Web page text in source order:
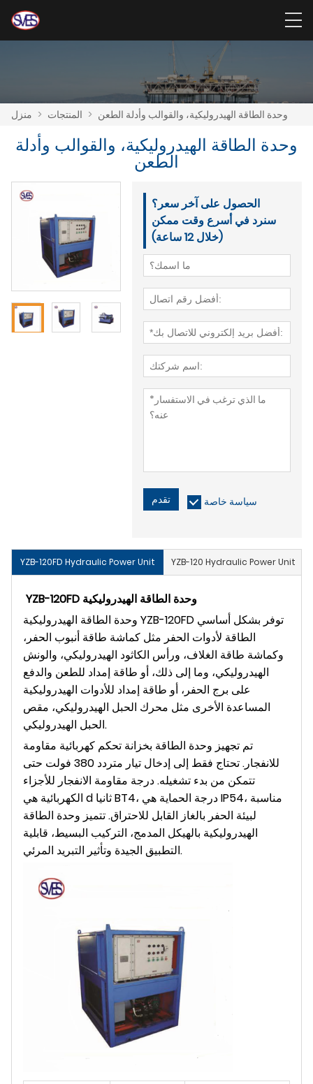
منزل > المنتجات > وحدة الطاقة الهيدروليكية، والقوالب وأدلة الطعن
وحدة الطاقة الهيدروليكية، والقوالب وأدلة
الطعن
الحصول على آخر سعر؟
سنرد في أسرع وقت ممكن
(خلال 12 ساعة)
تقدم سياسة خاصة
YZB-120FD Hydraulic Power Unit YZB-120 Hydraulic Power Unit
YZB-120FD وحدة الطاقة الهيدروليكية
وحدة الطاقة الهيدروليكية YZB-120FD توفر بشكل أساسي
الطاقة لأدوات الحفر مثل كماشة طاقة أنبوب الحفر،
وكماشة طاقة الغلاف، ورأس الكاثود الهيدروليكي، والونش
الهيدروليكي، وما إلى ذلك، أو طاقة إمداد للطعن والدفع
على برج الحفر، أو طاقة إمداد للأدوات الهيدروليكية
المساعدة الأخرى مثل محرك الحبل الهيدروليكي، مقص
الحبل الهيدروليكي.
تم تجهيز وحدة الطاقة بخزانة تحكم كهربائية مقاومة
للانفجار. تحتاج فقط إلى إدخال تيار متردد 380 فولت حتى
تتمكن من بدء تشغيله. درجة مقاومة الانفجار للأجزاء
الكهربائية هي d ثانيا BT4، درجة الحماية هي IP54، مناسبة
لبيئة الحفر بالغاز القابل للاحتراق. تتميز وحدة الطاقة
الهيدروليكية بالهيكل المدمج، التركيب البسيط، قابلية
التطبيق الجيدة وتأثير التبريد المرئي.